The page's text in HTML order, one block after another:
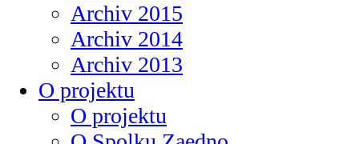
Archiv 2015
Archiv 2014
Archiv 2013
O projektu
O projektu